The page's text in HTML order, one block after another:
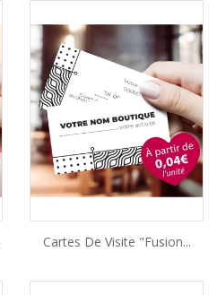
Cartes De Visite "Fusion...